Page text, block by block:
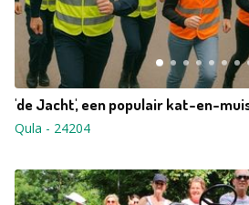
'de Jacht', een populair kat-en-
Qula - 24204